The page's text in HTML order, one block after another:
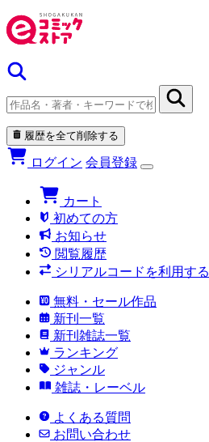
履歴を全て削除する
ログイン 会員登録
カート
初めての方
お知らせ
閲覧履歴
シリアルコードを利用する
無料・セール作品
新刊一覧
新刊雑誌一覧
ランキング
ジャンル
雑誌・レーベル
よくある質問
お問い合わせ